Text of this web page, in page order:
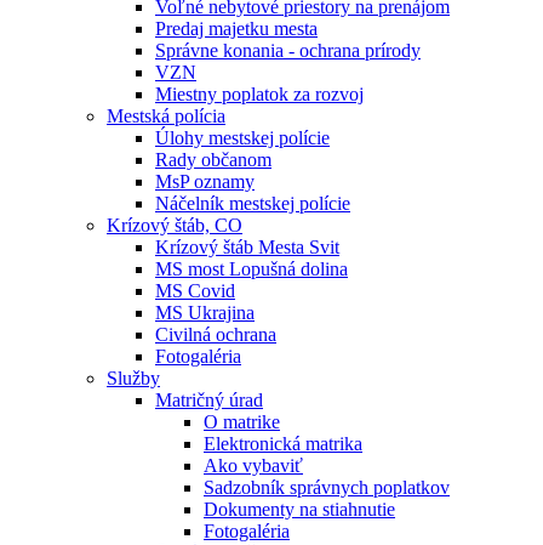
Voľné nebytové priestory na prenájom
Predaj majetku mesta
Správne konania - ochrana prírody
VZN
Miestny poplatok za rozvoj
Mestská polícia
Úlohy mestskej polície
Rady občanom
MsP oznamy
Náčelník mestskej polície
Krízový štáb, CO
Krízový štáb Mesta Svit
MS most Lopušná dolina
MS Covid
MS Ukrajina
Civilná ochrana
Fotogaléria
Služby
Matričný úrad
O matrike
Elektronická matrika
Ako vybaviť
Sadzobník správnych poplatkov
Dokumenty na stiahnutie
Fotogaléria